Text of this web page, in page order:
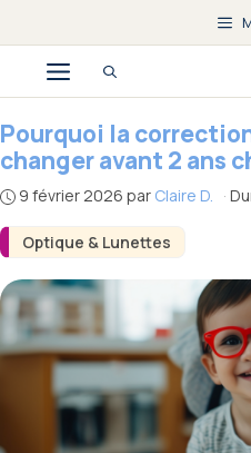
au
contenuMenu
Optique & Lunettes
Pourquoi la
changer avant 2 ans
9 février 2026 par Claire D. ·